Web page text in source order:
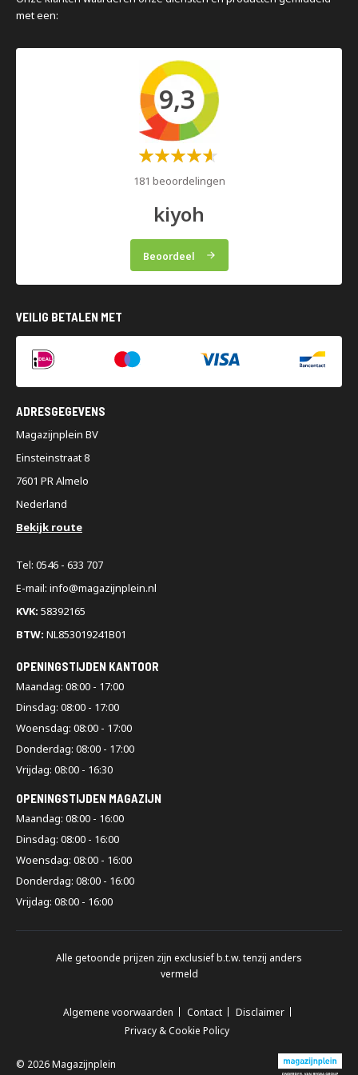
met een:
9,3
Waardering:
181 beoordelingen
kiyoh
Beoordeel
VEILIG BETALEN MET
ADRESGEGEVENS
Magazijnplein BV
Einsteinstraat 8
7601 PR Almelo
Nederland
Bekijk route
Tel: 0546 - 633 707
E-mail: info@magazijnplein.nl
KVK: 58392165
BTW: NL853019241B01
OPENINGSTIJDEN KANTOOR
Maandag: 08:00 - 17:00
Dinsdag: 08:00 - 17:00
Woensdag: 08:00 - 17:00
Donderdag: 08:00 - 17:00
Vrijdag: 08:00 - 16:30
OPENINGSTIJDEN MAGAZIJN
Maandag: 08:00 - 16:00
Dinsdag: 08:00 - 16:00
Woensdag: 08:00 - 16:00
Donderdag: 08:00 - 16:00
Vrijdag: 08:00 - 16:00
Alle getoonde prijzen zijn exclusief b.t.w. tenzij anders
vermeld
Algemene voorwaarden Contact
Disclaimer
Privacy & Cookie Policy
© 2026 Magazijnplein